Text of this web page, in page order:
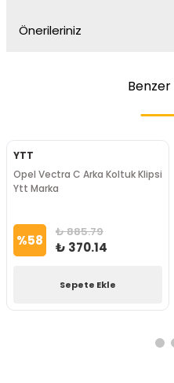
Önerileriniz
Benzer
YTT
Opel Vectra C Arka Koltuk Klipsi
Ytt Marka
%58 ₺ 885.79
₺ 370.14
Sepete Ekle